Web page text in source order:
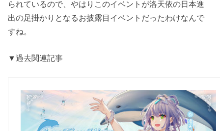
られているので、やはりこのイベントが洛天依の日本進
出の足掛かりとなるお披露目イベントだったわけなんで
すね。
▼過去関連記事